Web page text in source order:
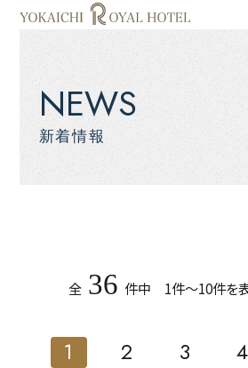
新着情報
NEWS
全 36 件中 1件～10件を表
1 2 3 4